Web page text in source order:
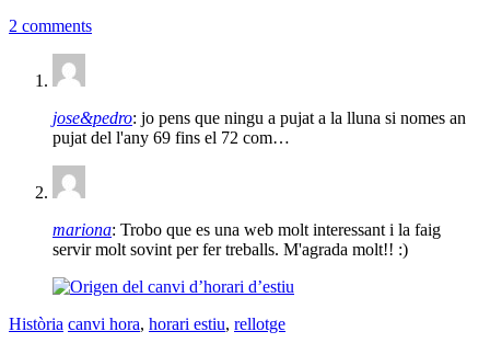
2 comments
jose&pedro: jo pens que ningu a pujat a la lluna si nomes an
pujat del l'any 69 fins el 72 com…
mariona: Trobo que es una web molt interessant i la faig
servir molt sovint per fer treballs. M'agrada molt!! :)
Història canvi hora, horari estiu, rellotge